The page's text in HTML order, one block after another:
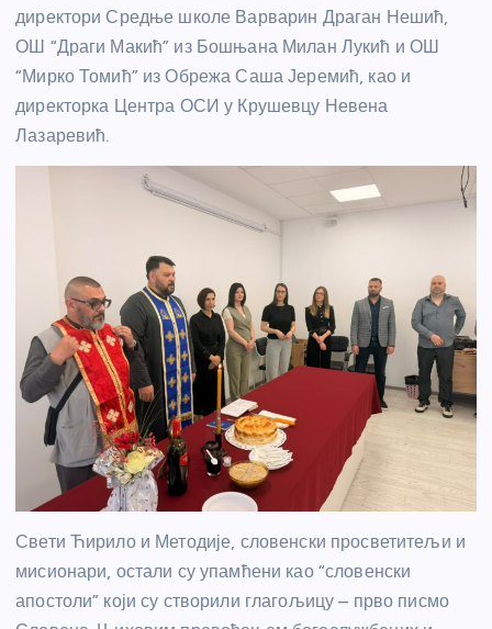
директори Средње школе Варварин Драган Нешић,
ОШ “Драги Макић” из Бошњана Милан Лукић и ОШ
“Мирко Томић” из Обрежа Саша Јеремић, као и
директорка Центра ОСИ у Крушевцу Невена
Лазаревић.
Свети Ћирило и Методије, словенски просветитељи и
мисионари, остали су упамћени као “словенски
апостоли” који су створили глагољицу – прво писмо